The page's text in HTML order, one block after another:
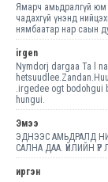
Ямарч амьдралгүй юм
чадахгүй үнэнд
нямбаатар нар саын
irgen
Nymdorj dargaa Ta l
.irgedee ogt bodohgui
hungui.
Эмээ
ЭДНЭЭС АМЬДРАЛД
САЛНА ДАА. ҮЙЛИЙН
иргэн